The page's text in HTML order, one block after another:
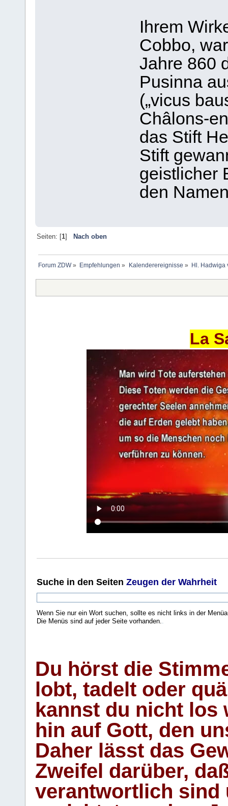
Ihrem
Cobbo,
Jahre 860
Pusinna
(„vicus
Châlons-
das Stift
Stift
geistlicher
den
Seiten: [1] Nach oben
Forum ZDW» Empfehlungen » Kalenderereignisse » Hl. Hadwiga
La
Suche in den Seiten Zeugen der Wahrheit
Wenn Sie nur ein Wort suchen, sollte es nicht links in der
Die Menüs sind auf jeder Seite vorhanden.
Du hörst die
lobt, tadelt oder
kannst du nicht los
hin auf Gott, den
Daher lässt das
Zweifel darüber,
verantwortlich sind